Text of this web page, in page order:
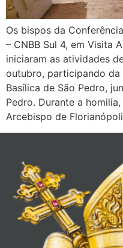
Os bispos da
– CNBB Sul 4, em Visita
iniciaram as atividades
outubro, participando da
Basílica de São Pedro,
Pedro. Durante a
Arcebispo de